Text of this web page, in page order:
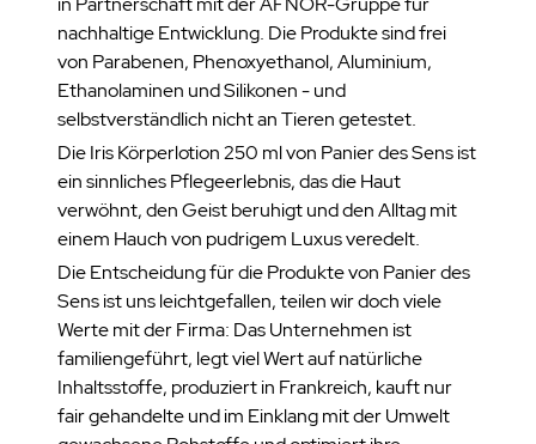
nachhaltige Entwicklung. Die Produkte sind frei
von Parabenen, Phenoxyethanol, Aluminium,
Ethanolaminen und Silikonen - und
selbstverständlich nicht an Tieren getestet.
Die Iris Körperlotion 250 ml von Panier des Sens ist
ein sinnliches Pflegeerlebnis, das die Haut
verwöhnt, den Geist beruhigt und den Alltag mit
einem Hauch von pudrigem Luxus veredelt.
Die Entscheidung für die Produkte von Panier des
Sens ist uns leichtgefallen, teilen wir doch viele
Werte mit der Firma: Das Unternehmen ist
familiengeführt, legt viel Wert auf natürliche
Inhaltsstoffe, produziert in Frankreich, kauft nur
fair gehandelte und im Einklang mit der Umwelt